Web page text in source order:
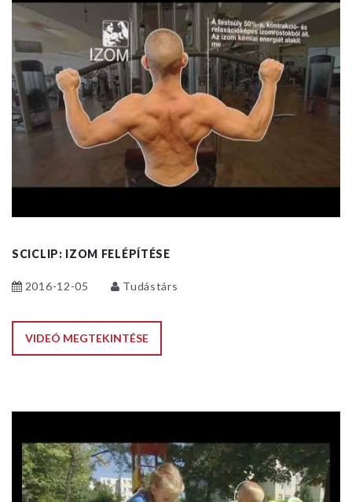
SCICLIP: IZOM FELÉPÍTÉSE
2016-12-05 Tudástárs
VIDEÓ MEGTEKINTÉSE